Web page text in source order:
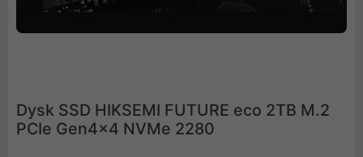
Dysk SSD HIKSEMI FUTURE eco 2TB M.2
PCIe Gen4x4 NVMe 2280